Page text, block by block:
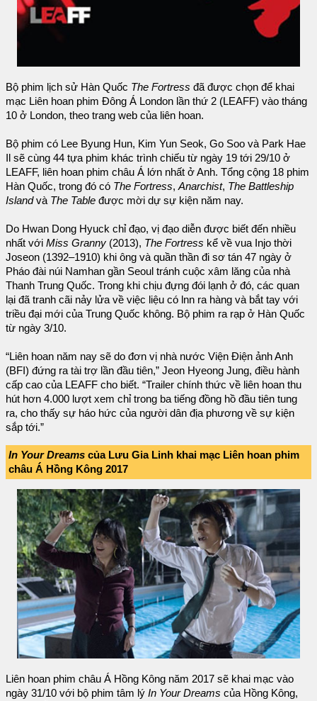
Bộ phim lịch sử Hàn Quốc The Fortress đã được chọn để khai
mạc Liên hoan phim Đông Á London lần thứ 2 (LEAFF) vào tháng
10 ở London, theo trang web của liên hoan.
Bộ phim có Lee Byung Hun, Kim Yun Seok, Go Soo và Park Hae
Il sẽ cùng 44 tựa phim khác trình chiếu từ ngày 19 tới 29/10 ở
LEAFF, liên hoan phim châu Á lớn nhất ở Anh. Tổng cộng 18 phim
Hàn Quốc, trong đó có The Fortress, Anarchist, The Battleship
Islandvà The Table được mời dự sự kiện năm nay.
Do Hwan Dong Hyuck chỉ đạo, vị đạo diễn được biết đến nhiều
nhất với Miss Granny (2013), The Fortress kể về vua Injo thời
Joseon (1392–1910) khi ông và quần thần đi sơ tán 47 ngày ở
Pháo đài núi Namhan gần Seoul tránh cuộc xâm lăng của nhà
Thanh Trung Quốc. Trong khi chịu đựng đói lạnh ở đó, các quan
lại đã tranh cãi nảy lửa về việc liệu có lnn ra hàng và bắt tay với
triều đại mới của Trung Quốc không. Bộ phim ra rạp ở Hàn Quốc
từ ngày 3/10.
“Liên hoan năm nay sẽ do đơn vị nhà nước Viện Điện ảnh Anh
(BFI) đứng ra tài trợ lần đầu tiên,” Jeon Hyeong Jung, điều hành
cấp cao của LEAFF cho biết. “Trailer chính thức về liên hoan thu
hút hơn 4.000 lượt xem chỉ trong ba tiếng đồng hồ đầu tiên tung
ra, cho thấy sự háo hức của người dân địa phương về sự kiện
sắp tới.”
In Your Dreams của Lưu Gia Linh khai mạc Liên hoan phim
châu Á Hồng Kông 2017
Liên hoan phim châu Á Hồng Kông năm 2017 sẽ khai mạc vào
ngày 31/10 với bộ phim tâm lý In Your Dreams của Hồng Kông,